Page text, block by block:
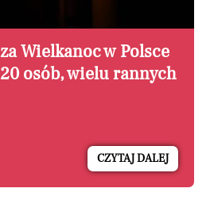
Wielkanoc w Polsce
osób, wielu rannych
CZYTAJ DALEJ